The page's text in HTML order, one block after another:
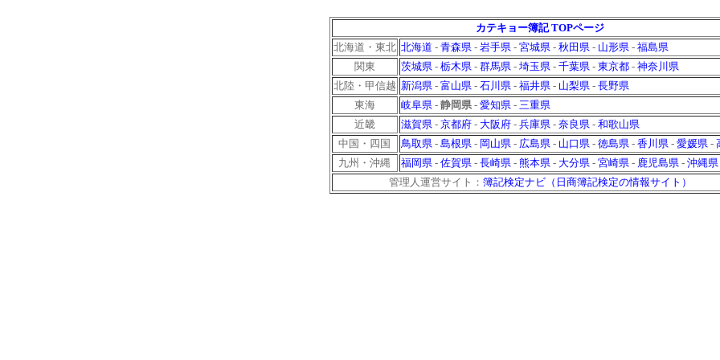
カテキョー簿記 TOPページ
北海道・東北 北海道 - 青森県- 岩手県- 宮城県- 秋田県- 山形県- 福島県
関東
茨城県- 栃木県- 群馬県- 埼玉県- 千葉県- 東京都- 神奈川県
北陸・甲信越 新潟県- 富山県- 石川県- 福井県- 山梨県- 長野県
東海
岐阜県- 静岡県- 愛知県- 三重県
近畿
滋賀県- 京都府- 大阪府- 兵庫県- 奈良県- 和歌山県
中国・四国
鳥取県- 島根県- 岡山県- 広島県- 山口県- 徳島県- 香川県- 愛媛県-
九州・沖縄
福岡県- 佐賀県- 長崎県- 熊本県- 大分県- 宮崎県- 鹿児島県- 沖縄県
管理人運営サイト： 簿記検定ナビ（日商簿記検定の情報サイト）